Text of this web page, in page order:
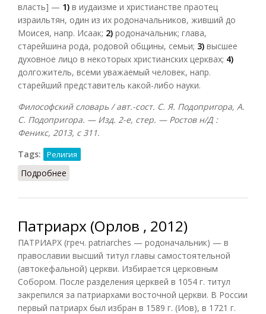
власть] — 1) в иудаизме и христианстве праотец
израильтян, один из их родоначальников, живший до
Моисея, напр. Исаак; 2) родоначальник; глава,
старейшина рода, родовой общины, семьи; 3) высшее
духовное лицо в некоторых христианских церквах; 4)
долгожитель, всеми уважаемый человек, напр.
старейший представитель какой-либо науки.
Философский словарь / авт.-сост. С. Я. Подопригора, А.
С. Подопригора. — Изд. 2-е, стер. — Ростов н/Д :
Феникс, 2013, с 311.
Tags:
Религия
Подробнее
Патриарх (Орлов , 2012)
ПАТРИАРХ (греч. patriarches — родоначальник) — в
православии высший титул главы самостоятельной
(автокефальной) церкви. Избирается церковным
Собором. После разделения церквей в 1054 г. титул
закрепился за патриархами восточной церкви. В России
первый патриарх был избран в 1589 г. (Иов), в 1721 г.